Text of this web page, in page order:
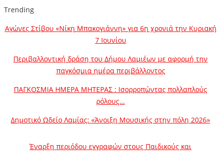
Trending
Αγώνες Στίβου «Νίκη Μπακογιάννη» για 6η χρονιά την Κυριακή
7 Ιουνίου
Περιβαλλοντική δράση του Δήμου Λαμιέων με αφορμή την
παγκόσμια ημέρα περιβάλλοντος
ΠΑΓΚΟΣΜΙΑ ΗΜΕΡΑ ΜΗΤΕΡΑΣ : Ισορροπώντας πολλαπλούς
ρόλους…
Δημοτικό Ωδείο Λαμίας: «Άνοιξη Μουσικής στην πόλη 2026»
Έναρξη περιόδου εγγραφών στους Παιδικούς και